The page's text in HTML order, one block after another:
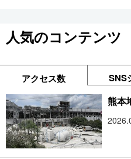
人気のコンテンツ
アクセス数 SNS
熊本